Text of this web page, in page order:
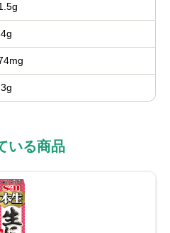
いる商品